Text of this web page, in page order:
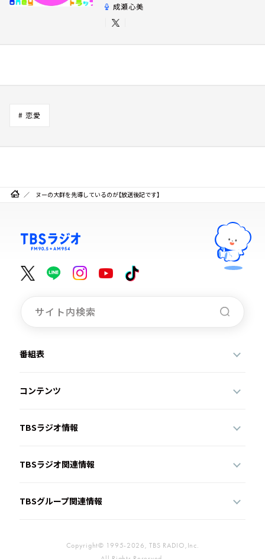
成瀬心美
# 恋愛
ヌーの大群を先導しているのが【放送後記です】
番組表
コンテンツ
TBSラジオ情報
TBSラジオ関連情報
TBSグループ関連情報
Copyright© 1995-2026, TBS RADIO,Inc.